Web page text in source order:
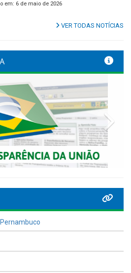
em: 6 de maio de 2026
VER TODAS NOTÍCIAS